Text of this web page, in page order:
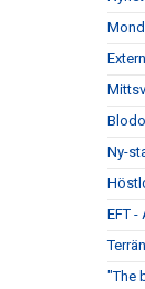
Ny-
EFT
"The